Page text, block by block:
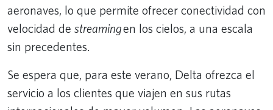
aeronaves, lo que permite ofrecer conectividad con
velocidad de streamingen los cielos, a una escala
sin precedentes.
Se espera que, para este verano, Delta ofrezca el
servicio a los clientes que viajen en sus rutas